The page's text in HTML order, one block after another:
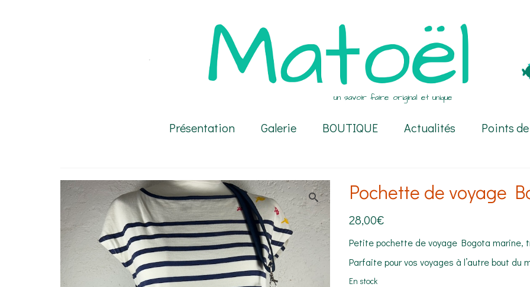
un savoir faire original et unique
Présentation Galerie BOUTIQUE Actualités Points
Pochette de voyage
28,00€
Petite pochette de voyage Bogota marine,
Parfaite pour vos voyages à l’autre bout du
En stock